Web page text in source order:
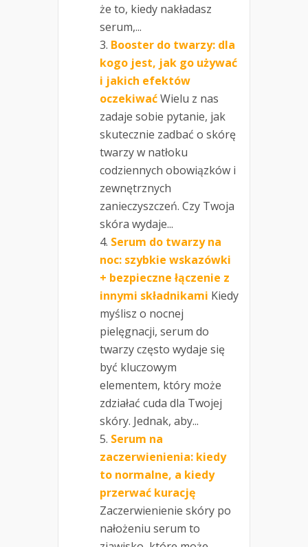
że to, kiedy nakładasz
serum,...
Booster do twarzy: dla
kogo jest, jak go używać
i jakich efektów
oczekiwaćWielu z nas
zadaje sobie pytanie, jak
skutecznie zadbać o skórę
twarzy w natłoku
codziennych obowiązków i
zewnętrznych
zanieczyszczeń. Czy Twoja
skóra wydaje...
Serum do twarzy na
noc: szybkie wskazówki
+ bezpieczne łączenie z
innymi składnikami Kiedy
myślisz o nocnej
pielęgnacji, serum do
twarzy często wydaje się
być kluczowym
elementem, który może
zdziałać cuda dla Twojej
skóry. Jednak, aby...
Serum na
zaczerwienienia: kiedy
to normalne, a kiedy
przerwać kurację
Zaczerwienienie skóry po
nałożeniu serum to